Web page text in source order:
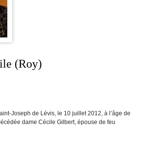
(Roy)
Joseph de Lévis, le 10 juillet 2012, à l’âge de
dame Cécile Gilbert, épouse de feu